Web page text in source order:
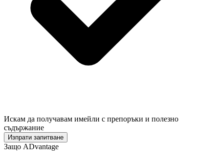
Искам да получавам имейли с препоръки и полезно
съдържание
Изпрати запитване
Защо ADvantage